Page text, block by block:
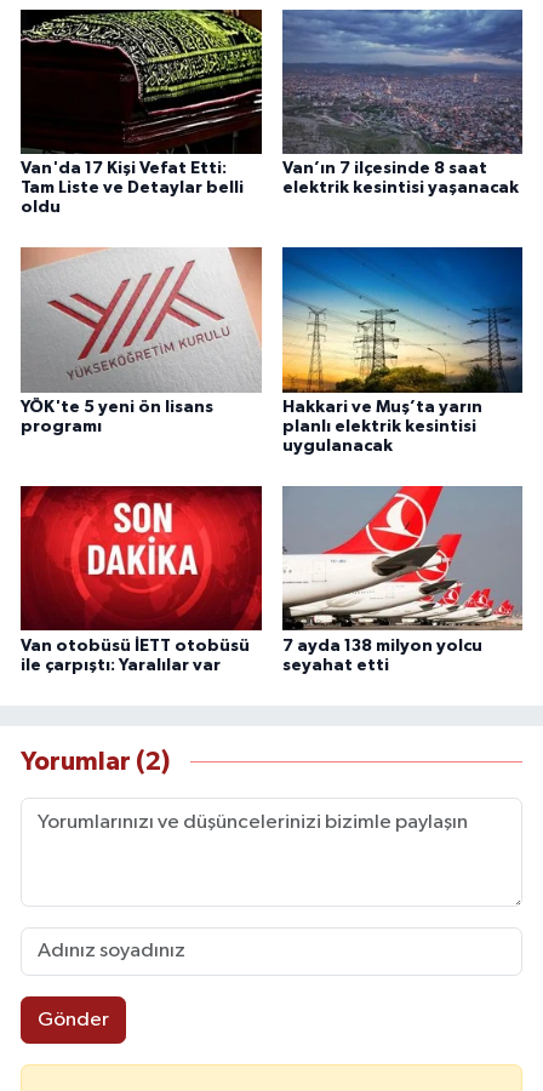
Van'da 17 Kişi Vefat Etti:
Tam Liste ve Detaylar belli
oldu
Van’ın 7 ilçesinde 8 saat
elektrik kesintisi yaşanacak
YÖK'te 5 yeni ön lisans
programı
Hakkari ve Muş’ta yarın
planlı elektrik kesintisi
uygulanacak
Van otobüsü İETT otobüsü
ile çarpıştı: Yaralılar var
7 ayda 138 milyon yolcu
seyahat etti
Yorumlar (2)
Gönder